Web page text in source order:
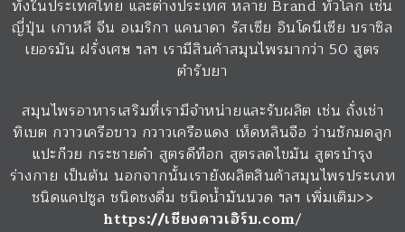
ทั้งในประเทศไทย และต่างประเทศ หลาย Brand ทั่วโลก เช่น
ญี่ปุ่น เกาหลี จีน อเมริกา แคนาดา รัสเซีย อินโดนีเซีย บราซิล
เยอรมัน ฝรั่งเศษ ฯลฯ เรามีสินค้าสมุนไพรมากว่า 50 สูตร
ตำรับยา
สมุนไพรอาหารเสริมที่เรามีจำหน่ายและรับผลิต เช่น ถั่งเช่า
ทิเบต กวาวเครือขาว กวาวเครือแดง เห็ดหลินจือ ว่านชักมดลูก
แปะก๊วย กระชายดำ สูตรดีท๊อก สูตรลดไขมัน สูตรบำรุง
ร่างกาย เป็นต้น นอกจากนั้นเรายังผลิตสินค้าสมุนไพรประเภท
ชนิดแคปซูล ชนิดชงดื่ม ชนิดน้ำมันนวด ฯลฯ เพิ่มเติม>>
https://เชียงดาวเฮิร์บ.com/